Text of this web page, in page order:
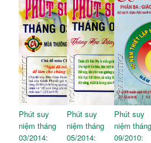
Phút suy
niệm tháng
03/2014:
Phút suy
niệm tháng
05/2014:
Phút suy
niệm tháng
09/2010: